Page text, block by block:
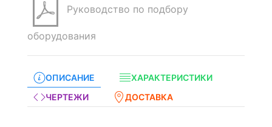
Руководство по подбору
оборудования
ОПИСАНИЕ
ХАРАКТЕРИСТИКИ
ЧЕРТЕЖИ
ДОСТАВКА